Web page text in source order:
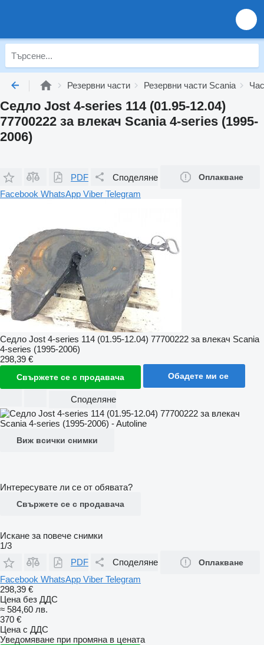
Резервни части Резервни части Scania
Седло Jost 4-series 114 (01.95-12.04)
77700222 за влекач Scania 4-series (1995-
2006)
PDF Споделяне Оплакване
Facebook WhatsApp Viber Telegram
Седло Jost 4-series 114 (01.95-12.04) 77700222 за влекач Scania
4-series (1995-2006)
298,39 €
Свържете се с продавача Обадете ми се
Споделяне
Виж всички снимки
Интересувате ли се от обявата?
Свържете се с продавача
Искане за повече снимки
1/3
PDF
Споделяне Оплакване
Facebook WhatsApp Viber Telegram
298,39 €
Цена без ДДС
≈ 584,60 лв.
370 €
Цена с ДДС
Уведомяване при промяна в цената